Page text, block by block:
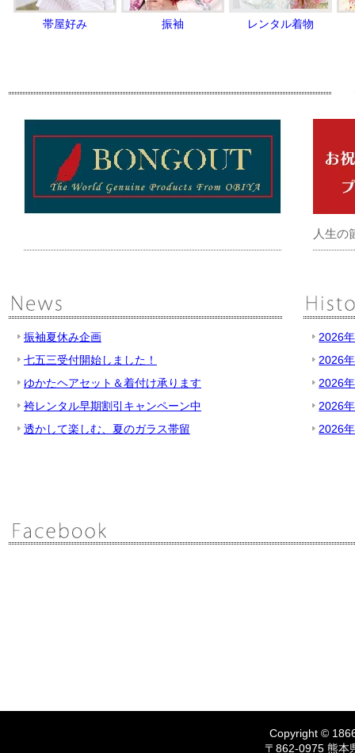
帯屋好み 振袖 レンタル着物
人生の
振袖夏休み企画
七五三受付開始しました！
ゆかたヘアセット＆着付け承ります
袴レンタル早期割引キャンペーン中
透かして楽しむ、夏のガラス帯留
2026
2026
2026
2026
2026
Copyright ©
〒862-0975 熊本